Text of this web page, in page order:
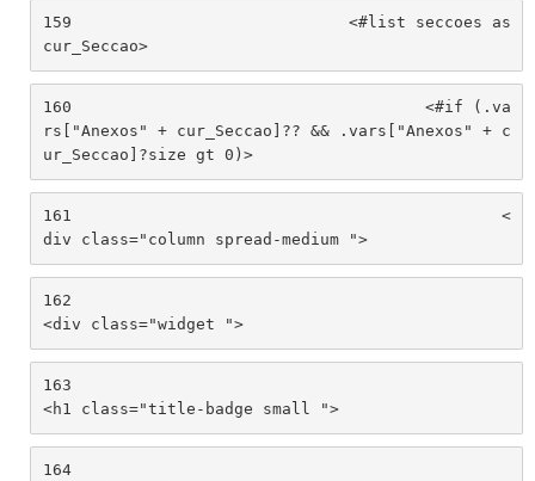
159
cur_Seccao>
160
rs["Anexos" + cur_Seccao]?? && .vars["Anexos" + c
ur_Seccao]?size gt 0)>
161
div class="column spread-medium ">
162
<div class="widget ">
163
<h1 class="title-badge small ">
164